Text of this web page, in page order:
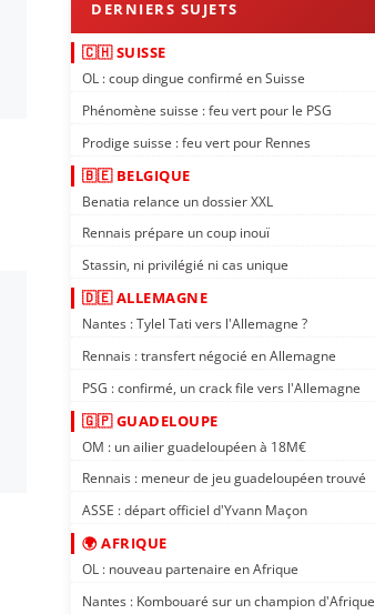
🇨🇭 SUISSE
OL : coup dingue confirmé en Suisse
Phénomène suisse : feu vert pour le PSG
Prodige suisse : feu vert pour Rennes
🇧🇪 BELGIQUE
Benatia relance un dossier XXL
Rennais prépare un coup inouï
Stassin, ni privilégié ni cas unique
🇩🇪 ALLEMAGNE
Nantes : Tylel Tati vers l'Allemagne ?
Rennais : transfert négocié en Allemagne
PSG : confirmé, un crack file vers l'Allemagne
🇬🇵 GUADELOUPE
OM : un ailier guadeloupéen à 18M€
Rennais : meneur de jeu guadeloupéen trouvé
ASSE : départ officiel d'Yvann Maçon
🌍 AFRIQUE
OL : nouveau partenaire en Afrique
Nantes : Kombouaré sur un champion d'Afrique